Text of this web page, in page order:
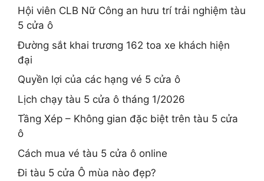
Hội viên CLB Nữ Công an hưu trí trải nghiệm tàu
5 cửa ô
Đường sắt khai trương 162 toa xe khách hiện
đại
Quyền lợi của các hạng vé 5 cửa ô
Lịch chạy tàu 5 cửa ô tháng 1/2026
Tầng Xép – Không gian đặc biệt trên tàu 5 cửa
ô
Cách mua vé tàu 5 cửa ô online
Đi tàu 5 cửa Ô mùa nào đẹp?